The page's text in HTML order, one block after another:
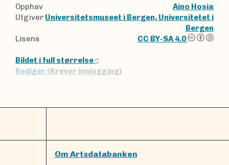
Opphav
Aino Hosia
Utgiver Universitetsmuseet i Bergen, Universitetet i
Bergen
Lisens
CC BY-SA 4.0
Bildet i full størrelse
Rediger (Krever innlogging)
Om Artsdatabanken